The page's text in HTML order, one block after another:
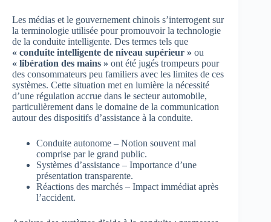
Les médias et le gouvernement chinois s’interrogent sur
la terminologie utilisée pour promouvoir la technologie
de la conduite intelligente. Des termes tels que
« conduite intelligente de niveau supérieur » ou
« libération des mains » ont été jugés trompeurs pour
des consommateurs peu familiers avec les limites de ces
systèmes. Cette situation met en lumière la nécessité
d’une régulation accrue dans le secteur automobile,
particulièrement dans le domaine de la communication
autour des dispositifs d’assistance à la conduite.
Conduite autonome – Notion souvent mal
comprise par le grand public.
Systèmes d’assistance – Importance d’une
présentation transparente.
Réactions des marchés – Impact immédiat après
l’accident.